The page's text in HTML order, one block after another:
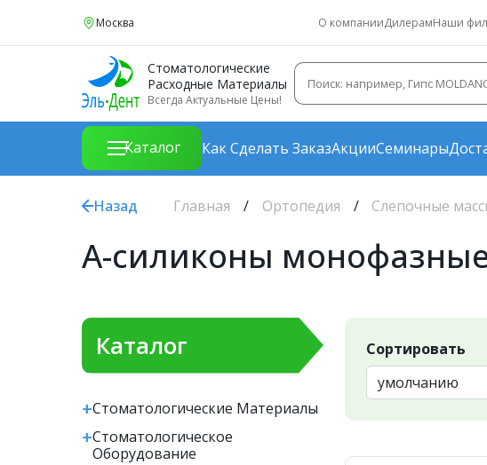
Москва О компанииДилерамНаши
Стоматологические
Расходные Материалы
Всегда Актуальные Цены!
Каталог Как Сделать ЗаказАкцииСеминары
Назад Главная Ортопедия Слепочные
А-силиконы
Каталог
Стоматологические Материалы
Стоматологическое
Оборудование
Сортировать